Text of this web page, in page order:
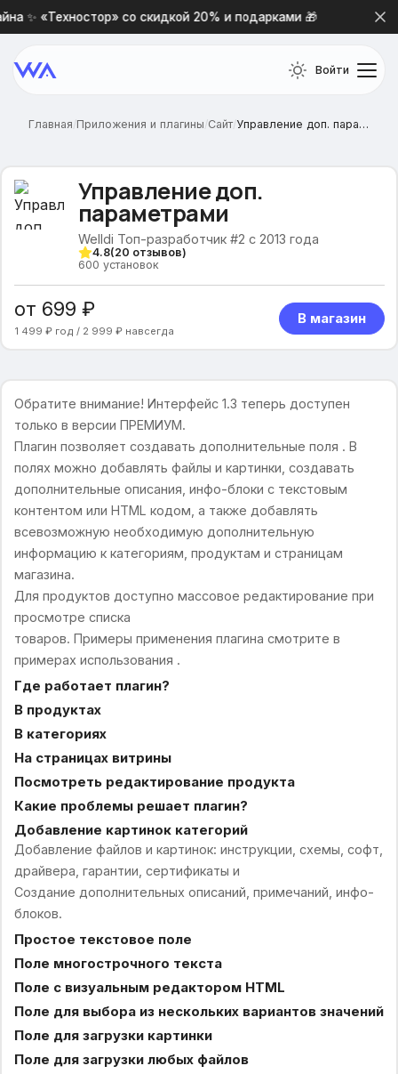
✨ «Техностор» со скидкой 20% и подарками 🎁
Войти
Главная/Приложения и плагины/Сайт/ Управление доп. параметрами
Управление доп.
параметрами
Welldi Топ-разработчик #2 с 2013 года
4.8(20 отзывов)
600 установок
от 699 ₽
1 499 ₽ год / 2 999 ₽ навсегда
В магазин
Обратите внимание! Интерфейс 1.3 теперь доступен
только в версии ПРЕМИУМ.
Плагин позволяет создавать дополнительные поля . В
полях можно добавлять файлы и картинки, создавать
дополнительные описания, инфо-блоки с текстовым
контентом или HTML кодом, а также добавлять
всевозможную необходимую дополнительную
информацию к категориям, продуктам и страницам
магазина.
Для продуктов доступно массовое редактирование при
просмотре списка
товаров. Примеры применения плагина смотрите в
примерах использования .
Где работает плагин?
В продуктах
В категориях
На страницах витрины
Посмотреть редактирование продукта
Какие проблемы решает плагин?
Добавление картинок категорий
Добавление файлов и картинок: инструкции, схемы, софт,
драйвера, гарантии, сертификаты и
Создание дополнительных описаний, примечаний, инфо-
блоков.
Простое текстовое поле
Поле многострочного текста
Поле с визуальным редактором HTML
Поле для выбора из нескольких вариантов значений
Поле для загрузки картинки
Поле для загрузки любых файлов